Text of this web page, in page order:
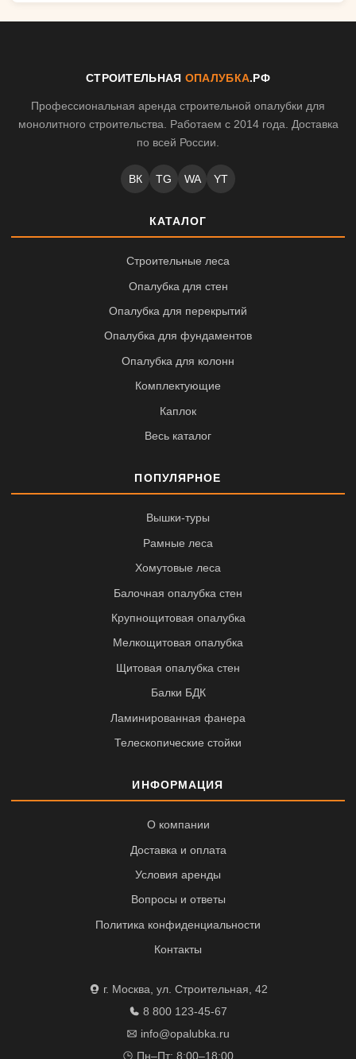
СТРОИТЕЛЬНАЯ ОПАЛУБКА.РФ
Профессиональная аренда строительной опалубки для
монолитного строительства. Работаем с 2014 года. Доставка
по всей России.
ВК TG WA YT
КАТАЛОГ
Строительные леса
Опалубка для стен
Опалубка для перекрытий
Опалубка для фундаментов
Опалубка для колонн
Комплектующие
Каплок
Весь каталог
ПОПУЛЯРНОЕ
Вышки-туры
Рамные леса
Хомутовые леса
Балочная опалубка стен
Крупнощитовая опалубка
Мелкощитовая опалубка
Щитовая опалубка стен
Балки БДК
Ламинированная фанера
Телескопические стойки
ИНФОРМАЦИЯ
О компании
Доставка и оплата
Условия аренды
Вопросы и ответы
Политика конфиденциальности
Контакты
г. Москва, ул. Строительная, 42
8 800 123-45-67
info@opalubka.ru
Пн–Пт: 8:00–18:00